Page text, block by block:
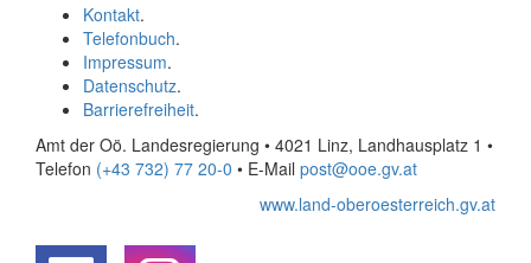
Kontakt.
Telefonbuch.
Impressum.
Datenschutz.
Barrierefreiheit.
Amt der Oö. Landesregierung • 4021 Linz, Landhausplatz 1 •
Telefon (+43 732) 77 20-0 • E-Mail post@ooe.gv.at
www.land-oberoesterreich.gv.at